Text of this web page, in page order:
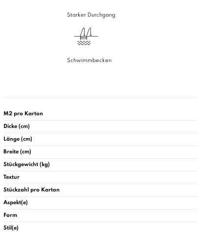
Starker Durchgang
Schwimmbecken
M2 pro Karton
Dicke (cm)
Länge (cm)
Breite (cm)
Stückgewicht (kg)
Textur
Stückzahl pro Karton
Aspekt(e)
Form
Stil(e)